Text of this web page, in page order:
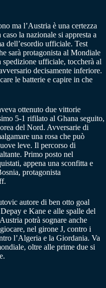
ma l’Austria è una certezza
la nazionale si appresta a
dell’esordio ufficiale. Test
sarà protagonista al Mondiale
ufficiale, toccherà al
decisamente inferiore.
le batterie e capire in che
ottenuto due vittorie
5-1 rifilato al Ghana seguito,
del Nord. Avversarie di
una rosa che può
leve. Il percorso di
Primo posto nel
appena una sconfitta e
protagonista
autore di ben otto goal
e Kane e alle spalle del
potrà sognare anche
nel girone J, contro i
l’Algeria e la Giordania. Va
oltre alle prime due si